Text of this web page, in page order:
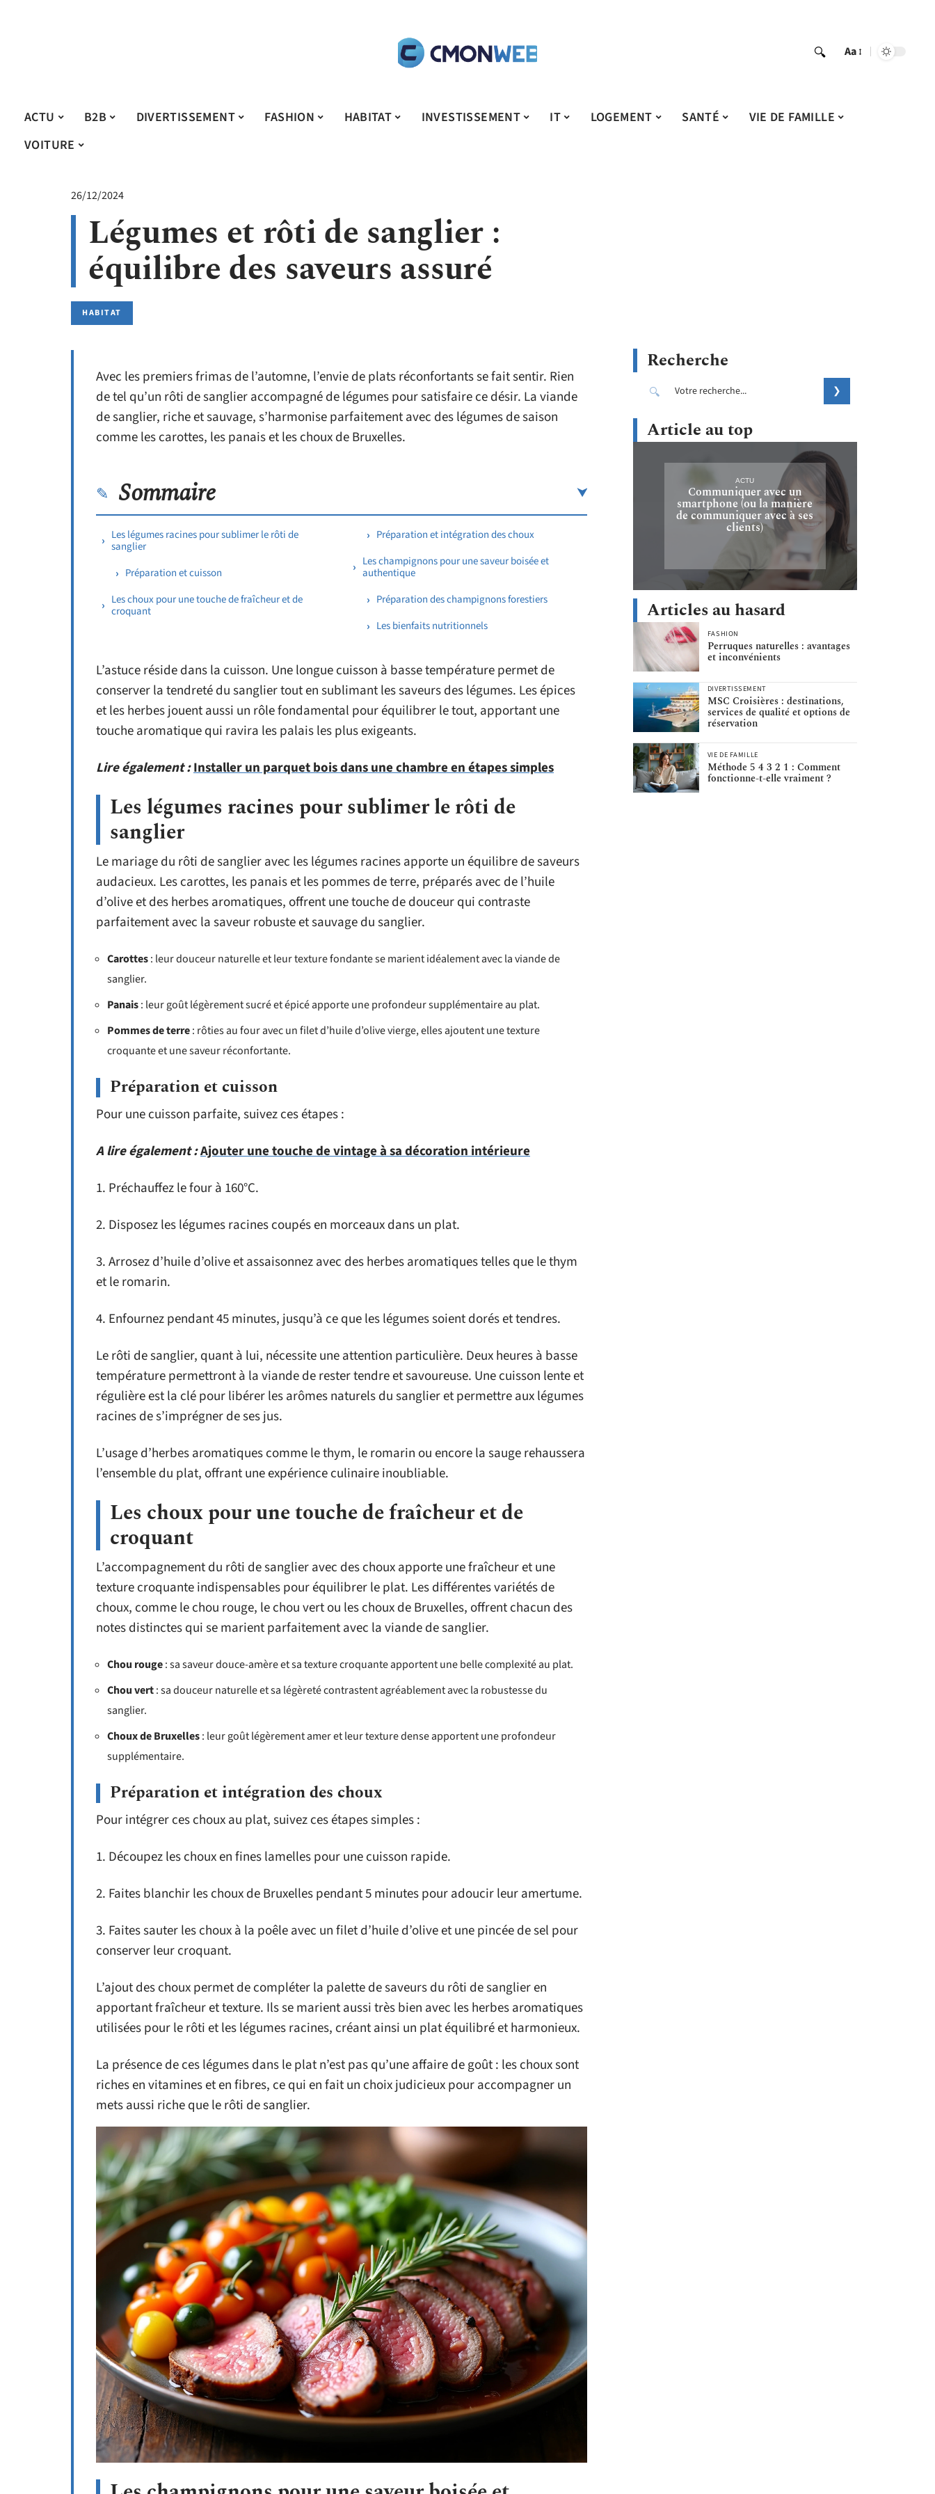
Aa
ACTU B2B DIVERTISSEMENT FASHION HABITAT INVESTISSEMENT IT LOGEMENT SANTÉ
VIE DE FAMILLE
VOITURE
26/12/2024
Légumes et rôti de sanglier :
équilibre des saveurs assuré
HABITAT
Avec les premiers frimas de l’automne, l’envie de plats réconfortants se fait sentir. Rien
de tel qu’un rôti de sanglier accompagné de légumes pour satisfaire ce désir. La viande
de sanglier, riche et sauvage, s’harmonise parfaitement avec des légumes de saison
comme les carottes, les panais et les choux de Bruxelles.
Sommaire
Les légumes racines pour sublimer le rôti de
sanglier
Préparation et cuisson
Les choux pour une touche de fraîcheur et de
croquant
Préparation et intégration des choux
Les champignons pour une saveur boisée et
authentique
Préparation des champignons forestiers
Les bienfaits nutritionnels
L’astuce réside dans la cuisson. Une longue cuisson à basse température permet de
conserver la tendreté du sanglier tout en sublimant les saveurs des légumes. Les épices
et les herbes jouent aussi un rôle fondamental pour équilibrer le tout, apportant une
touche aromatique qui ravira les palais les plus exigeants.
Lire également :Installer un parquet bois dans une chambre en étapes simples
Les légumes racines pour sublimer le rôti de
sanglier
Le mariage du rôti de sanglier avec les légumes racines apporte un équilibre de saveurs
audacieux. Les carottes, les panais et les pommes de terre, préparés avec de l’huile
d’olive et des herbes aromatiques, offrent une touche de douceur qui contraste
parfaitement avec la saveur robuste et sauvage du sanglier.
Carottes: leur douceur naturelle et leur texture fondante se marient idéalement avec la viande de
sanglier.
Panais: leur goût légèrement sucré et épicé apporte une profondeur supplémentaire au plat.
Pommes de terre: rôties au four avec un filet d’huile d’olive vierge, elles ajoutent une texture
croquante et une saveur réconfortante.
Préparation et cuisson
Pour une cuisson parfaite, suivez ces étapes :
A lire également :Ajouter une touche de vintage à sa décoration intérieure
1. Préchauffez le four à 160°C.
2. Disposez les légumes racines coupés en morceaux dans un plat.
3. Arrosez d’huile d’olive et assaisonnez avec des herbes aromatiques telles que le thym
et le romarin.
4. Enfournez pendant 45 minutes, jusqu’à ce que les légumes soient dorés et tendres.
Le rôti de sanglier, quant à lui, nécessite une attention particulière. Deux heures à basse
température permettront à la viande de rester tendre et savoureuse. Une cuisson lente et
régulière est la clé pour libérer les arômes naturels du sanglier et permettre aux légumes
racines de s’imprégner de ses jus.
L’usage d’herbes aromatiques comme le thym, le romarin ou encore la sauge rehaussera
l’ensemble du plat, offrant une expérience culinaire inoubliable.
Les choux pour une touche de fraîcheur et de
croquant
L’accompagnement du rôti de sanglier avec des choux apporte une fraîcheur et une
texture croquante indispensables pour équilibrer le plat. Les différentes variétés de
choux, comme le chou rouge, le chou vert ou les choux de Bruxelles, offrent chacun des
notes distinctes qui se marient parfaitement avec la viande de sanglier.
Chou rouge: sa saveur douce-amère et sa texture croquante apportent une belle complexité au plat.
Chou vert: sa douceur naturelle et sa légèreté contrastent agréablement avec la robustesse du
sanglier.
Choux de Bruxelles: leur goût légèrement amer et leur texture dense apportent une profondeur
supplémentaire.
Préparation et intégration des choux
Pour intégrer ces choux au plat, suivez ces étapes simples :
1. Découpez les choux en fines lamelles pour une cuisson rapide.
2. Faites blanchir les choux de Bruxelles pendant 5 minutes pour adoucir leur amertume.
3. Faites sauter les choux à la poêle avec un filet d’huile d’olive et une pincée de sel pour
conserver leur croquant.
L’ajout des choux permet de compléter la palette de saveurs du rôti de sanglier en
apportant fraîcheur et texture. Ils se marient aussi très bien avec les herbes aromatiques
utilisées pour le rôti et les légumes racines, créant ainsi un plat équilibré et harmonieux.
La présence de ces légumes dans le plat n’est pas qu’une affaire de goût : les choux sont
riches en vitamines et en fibres, ce qui en fait un choix judicieux pour accompagner un
mets aussi riche que le rôti de sanglier.
Recherche
Article au top
ACTU
Communiquer avec un
smartphone (ou la manière
de communiquer avec à ses
clients)
Articles au hasard
FASHION
Perruques naturelles : avantages
et inconvénients
DIVERTISSEMENT
MSC Croisières : destinations,
services de qualité et options de
réservation
VIE DE FAMILLE
Méthode 5 4 3 2 1 : Comment
fonctionne-t-elle vraiment ?